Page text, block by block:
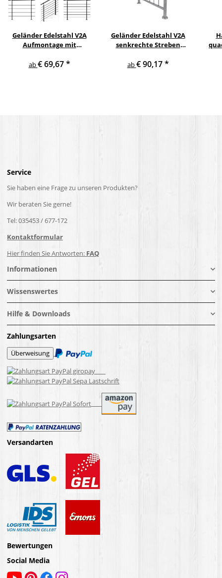
Geländer Edelstahl V2A
Aufmontage mit
Querstreben
ab€ 69,67*
Geländer Edelstahl V2A
senkrechte Streben
ab€ 90,17*
Service
Sie haben eine Frage zu unseren Produkten?
Wir beraten Sie gerne!
Tel: 035453 / 677-172
Kontaktformular
Hier finden Sie Antworten: FAQ
Informationen
Wissenswertes
Hilfe & Downloads
Zahlungsarten
Versandarten
Bewertungen
Social Media